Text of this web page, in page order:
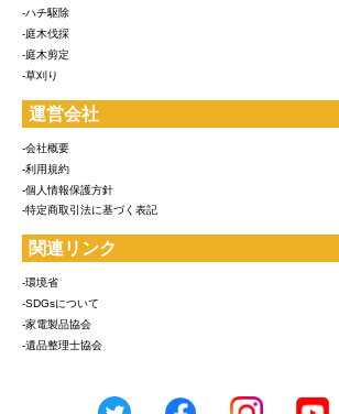
-ハチ駆除
-庭木伐採
-庭木剪定
-草刈り
運営会社
-会社概要
-利用規約
-個人情報保護方針
-特定商取引法に基づく表記
関連リンク
-環境省
-SDGsについて
-家電製品協会
-遺品整理士協会